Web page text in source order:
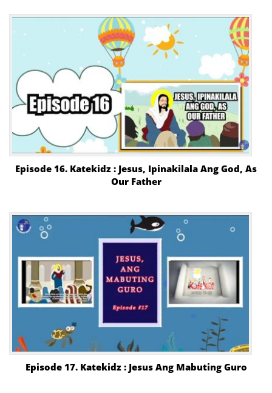
Episode 16. Katekidz : Jesus, Ipinakilala Ang God, As
Our Father
Episode 17. Katekidz : Jesus Ang Mabuting Guro